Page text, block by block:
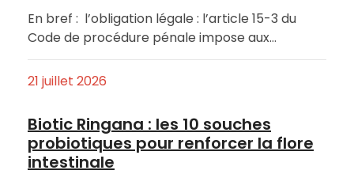
En bref : l’obligation légale : l’article 15-3 du
Code de procédure pénale impose aux…
21 juillet 2026
Biotic Ringana : les 10 souches
probiotiques pour renforcer la flore
intestinale